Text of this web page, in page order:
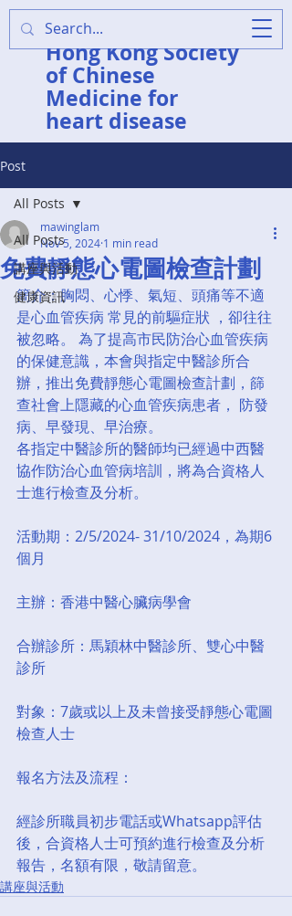
香港中醫心臟病學會
Hong Kong Society
of Chinese
Medicine for
heart disease
Post
All Posts
講座與活動
健康資訊
All Posts
免費靜態心電圖檢查計劃
mawinglam
Nov 5, 2024 1 min read
簡介：胸悶、心悸、氣短、頭痛等不適
是心血管疾病 常見的前驅症狀 ，卻往往
被忽略。 為了提高市民防治心血管疾病
的保健意識，本會與指定中醫診所合
辦，推出免費靜態心電圖檢查計劃，篩
查社會上隱藏的心血管疾病患者， 防發
病、早發現、早治療。
各指定中醫診所的醫師均已經過中西醫
協作防治心血管病培訓，將為合資格人
士進行檢查及分析。
活動期：2/5/2024- 31/10/2024，為期6
個月
主辦：香港中醫心臟病學會
合辦診所：馬穎林中醫診所、雙心中醫
診所
對象：7歲或以上及未曾接受靜態心電圖
檢查人士
報名方法及流程：
經診所職員初步電話或Whatsapp評估
後，合資格人士可預約進行檢查及分析
報告，名額有限，敬請留意。
講座與活動